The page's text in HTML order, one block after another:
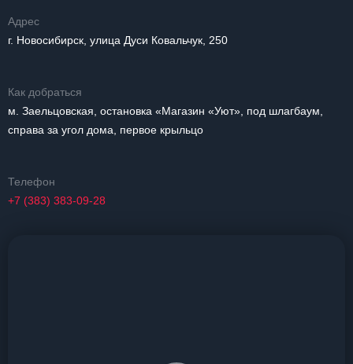
Адрес
г. Новосибирск, улица Дуси Ковальчук, 250
Как добраться
м. Заельцовская, остановка «Магазин «Уют», под шлагбаум,
справа за угол дома, первое крыльцо
Телефон
+7 (383) 383-09-28